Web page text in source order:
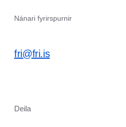
Nánari fyrirspurnir
fri@fri.is
Deila